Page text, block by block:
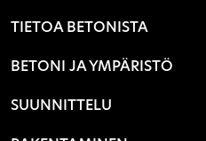
TIETOA BETONISTA
BETONI JA YMPÄRISTÖ
SUUNNITTELU